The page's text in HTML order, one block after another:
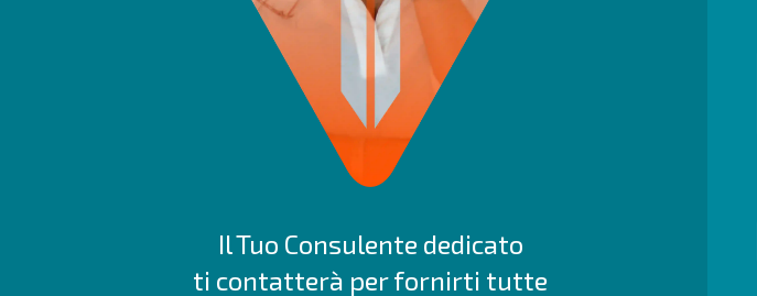
Il Tuo Consulente dedicato
ti contatterà per fornirti tutte